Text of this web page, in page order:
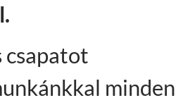
csapatot
minden